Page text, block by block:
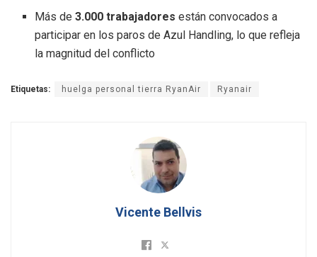
Más de3.000 trabajadores están convocados a
participar en los paros de Azul Handling, lo que refleja
la magnitud del conflicto
Etiquetas: huelga personal tierra RyanAir Ryanair
Vicente Bellvis